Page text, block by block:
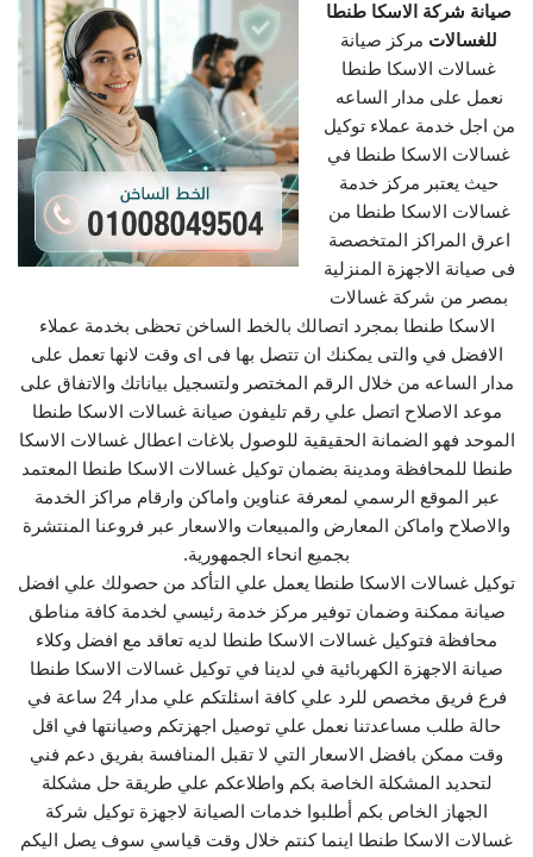
صيانة شركة الاسكا طنطا
للغسالات مركز صيانة
غسالات الاسكا طنطا
نعمل على مدار الساعه
من اجل خدمة عملاء توكيل
غسالات الاسكا طنطا في
حيث يعتبر مركز خدمة
غسالات الاسكا طنطا من
اعرق المراكز المتخصصة
فى صيانة الاجهزة المنزلية
بمصر من شركة غسالات
الاسكا طنطا بمجرد اتصالك بالخط الساخن تحظى بخدمة عملاء
الافضل في والتى يمكنك ان تتصل بها فى اى وقت لانها تعمل على
مدار الساعه من خلال الرقم المختصر ولتسجيل بياناتك والاتفاق على
موعد الاصلاح اتصل علي رقم تليفون صيانة غسالات الاسكا طنطا
الموحد فهو الضمانة الحقيقية للوصول بلاغات اعطال غسالات الاسكا
طنطا للمحافظة ومدينة بضمان توكيل غسالات الاسكا طنطا المعتمد
عبر الموقع الرسمي لمعرفة عناوين واماكن وارقام مراكز الخدمة
والاصلاح واماكن المعارض والمبيعات والاسعار عبر فروعنا المنتشرة
بجميع انحاء الجمهورية.
توكيل غسالات الاسكا طنطا يعمل علي التأكد من حصولك علي افضل
صيانة ممكنة وضمان توفير مركز خدمة رئيسي لخدمة كافة مناطق
محافظة فتوكيل غسالات الاسكا طنطا لديه تعاقد مع افضل وكلاء
صيانة الاجهزة الكهربائية في لدينا في توكيل غسالات الاسكا طنطا
فرع فريق مخصص للرد علي كافة اسئلتكم علي مدار 24 ساعة في
حالة طلب مساعدتنا نعمل علي توصيل اجهزتكم وصيانتها في اقل
وقت ممكن بافضل الاسعار التي لا تقبل المنافسة بفريق دعم فني
لتحديد المشكلة الخاصة بكم واطلاعكم علي طريقة حل مشكلة
الجهاز الخاص بكم أطلبوا خدمات الصيانة لاجهزة توكيل شركة
غسالات الاسكا طنطا اينما كنتم خلال وقت قياسي سوف يصل اليكم